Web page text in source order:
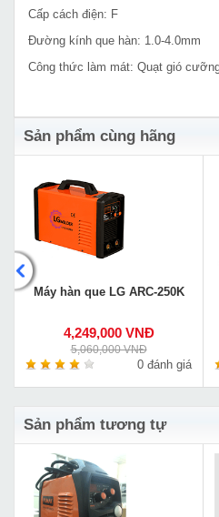
Cấp cách điện: F
Đường kính que hàn: 1.0-4.0mm
Công thức làm mát: Quạt gió
Sản phẩm cùng hãng
Máy hàn que LG ARC-250K
4,249,000 VNĐ
5,060,000 VNĐ
0 đánh giá
Sản phẩm tương tự